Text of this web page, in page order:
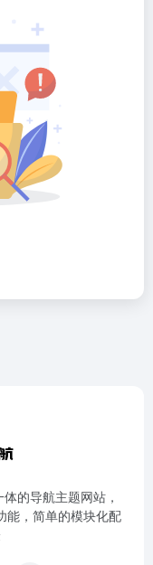
的导航主题网站，
能，简单的模块化配